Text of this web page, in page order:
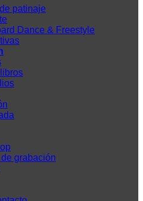
patinaje
Dance & Freestyle
grabación